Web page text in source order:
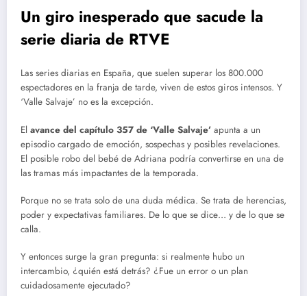
Un giro inesperado que sacude la
serie diaria de RTVE
Las series diarias en España, que suelen superar los 800.000
espectadores en la franja de tarde, viven de estos giros intensos. Y
‘Valle Salvaje’ no es la excepción.
El avance del capítulo 357 de ‘Valle Salvaje’ apunta a un
episodio cargado de emoción, sospechas y posibles revelaciones.
El posible robo del bebé de Adriana podría convertirse en una de
las tramas más impactantes de la temporada.
Porque no se trata solo de una duda médica. Se trata de herencias,
poder y expectativas familiares. De lo que se dice… y de lo que se
calla.
Y entonces surge la gran pregunta: si realmente hubo un
intercambio, ¿quién está detrás? ¿Fue un error o un plan
cuidadosamente ejecutado?